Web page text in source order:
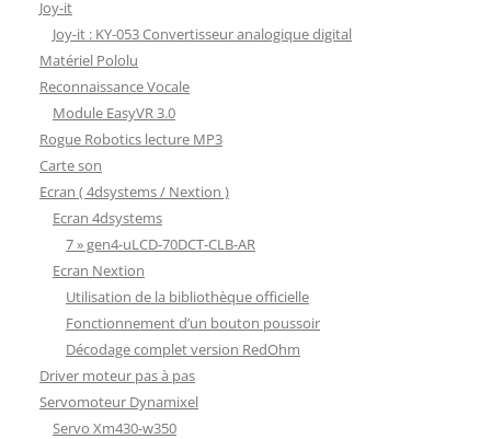
Joy-it
Joy-it : KY-053 Convertisseur analogique digital
Matériel Pololu
Reconnaissance Vocale
Module EasyVR 3.0
Rogue Robotics lecture MP3
Carte son
Ecran ( 4dsystems / Nextion )
Ecran 4dsystems
7 » gen4-uLCD-70DCT-CLB-AR
Ecran Nextion
Utilisation de la bibliothèque officielle
Fonctionnement d’un bouton poussoir
Décodage complet version RedOhm
Driver moteur pas à pas
Servomoteur Dynamixel
Servo Xm430-w350